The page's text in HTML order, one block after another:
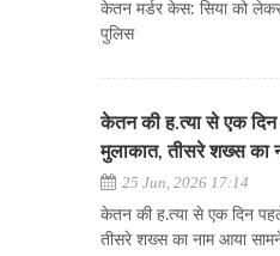
केतन मर्डर केस: सिया को
पुलिस
केतन की ह.त्या से एक
मुलाकात, तीसरे शख्स का
25 Jun, 2026 17:14
केतन की ह.त्या से एक दिन
तीसरे शख्स का नाम आया